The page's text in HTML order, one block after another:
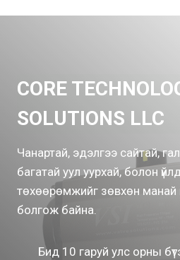
CORE
SOLUTIONS LLC
Чанартай, эдэлгээ сайтай,
багатай уул уурхай, болон
төхөөрөмжийг зөвхөн манай
болгож байна.
Бид 10 гаруй улс орны